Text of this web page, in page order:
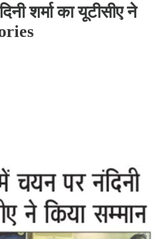
शर्मा का यूटीसीए ने